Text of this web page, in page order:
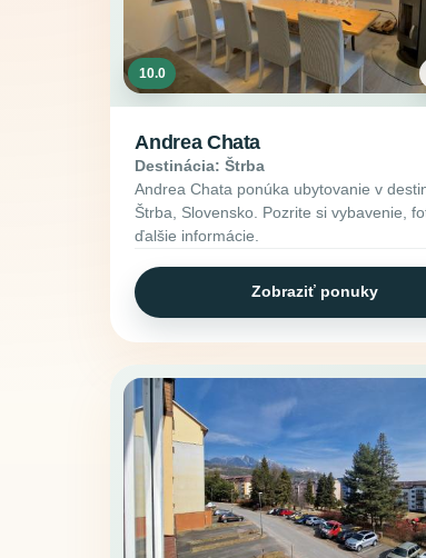
10.0
Andrea Chata
Destinácia: Štrba
Andrea Chata ponúka ubytovanie v
Štrba, Slovensko. Pozrite si vybavenie,
ďalšie informácie.
Zobraziť ponuky